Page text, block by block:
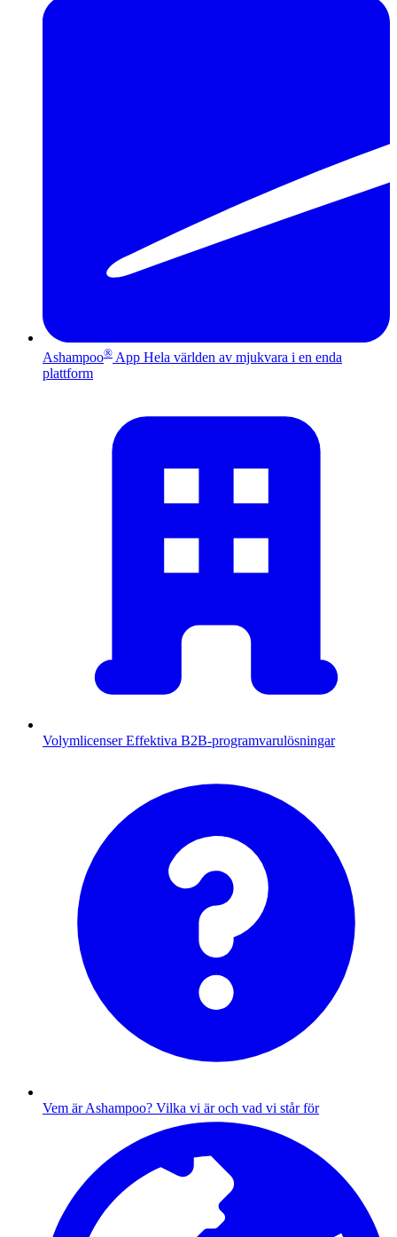
Ashampoo® App Hela världen av mjukvara i en enda
plattform
Volymlicenser Effektiva B2B-programvarulösningar
Vem är Ashampoo? Vilka vi är och vad vi står för